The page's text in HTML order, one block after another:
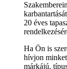
20 éves
Ha Ön is
hívjon
márkájú,